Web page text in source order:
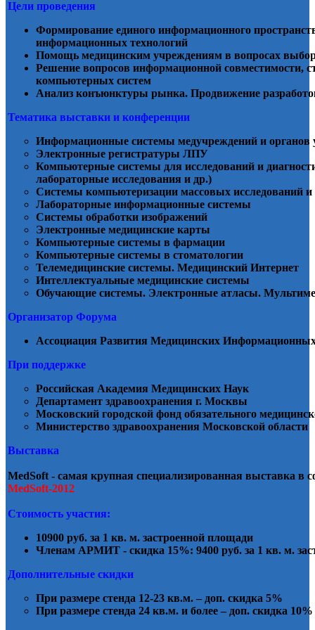
Цели проведения
Формирование единого информационного
информационных технологий
Помощь медицинским учреждениям в вопросах
Решение вопросов информационной совместимости,
компьютерных систем
Анализ конъюнктуры рынка. Продвижение
Тематика выставки и конференции
Информационные системы медучреждений и органов
Электронные регистратуры ЛПУ
Компьютерные системы для исследований и
лабораторные исследования и др.)
Системы компьютеризации массовых исследований
Лабораторные информационные системы
Системы обработки изображений
Электронные медицинские карты
Компьютерные системы в фармации
Компьютерные системы в стоматологии
Телемедицинские системы. Медицинский Интернет
Интеллектуальные медицинские системы
Обучающие системы. Электронные атласы.
Организатор Форума
Ассоциация Развития Медицинских
При поддержке
Российская Академия Медицинских Наук
Департамент здравоохранения г. Москвы
Московский городской фонд обязательного
Министерство здравоохранения Московской области
Выставка
MedSoft - самая крупная специализированная выставка
MedSoft-2012
Стоимость участия:
10900 руб. за 1 кв. м. застроенной площади
Членам АРМИТ - скидка 15%: 9400 руб. за 1 кв. м.
Дополнительные скидки
При размере стенда 12-23 кв.м. – доп. скидка 5%
При размере стенда 24 кв.м. и более – доп. скидка 10%